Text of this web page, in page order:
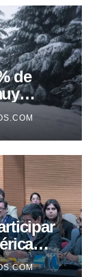
de
agosto